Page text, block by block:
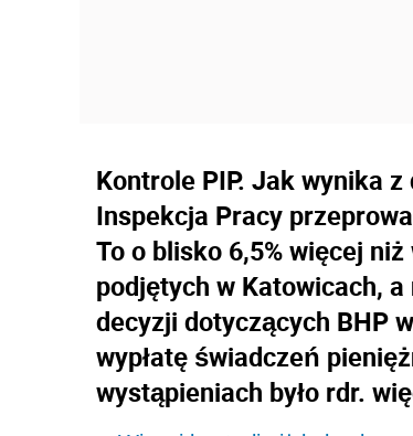
Kontrole PIP. Jak wynika z
Inspekcja Pracy
To o blisko 6,5% więcej
podjętych w Katowicach,
decyzji dotyczących BHP
wypłatę świadczeń
wystąpieniach było rdr.